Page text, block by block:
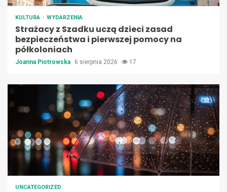
KULTURA WYDARZENIA
Strażacy z Szadku uczą dzieci zasad
bezpieczeństwa i pierwszej pomocy na
półkoloniach
Joanna Piotrowska 6 sierpnia 2026 17
UNCATEGORIZED